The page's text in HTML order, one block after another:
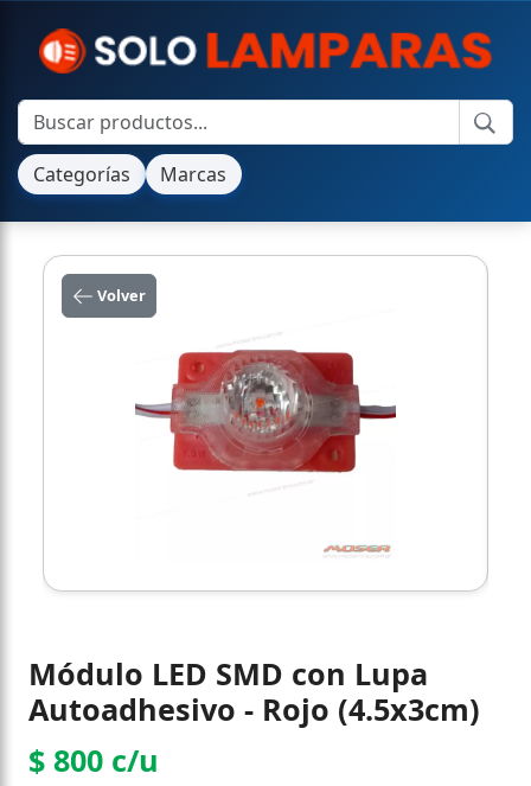
Categorías Marcas
Volver
Módulo LED SMD con Lupa
Autoadhesivo - Rojo (4.5x3cm)
$ 800 c/u